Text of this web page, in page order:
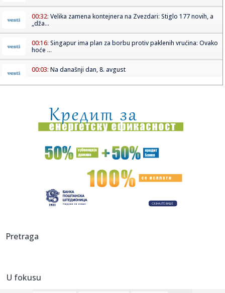
00:32: Velika zamena kontejnera na Zvezdari: Stiglo 177 novih, a
„dža...
00:16: Singapur ima plan za borbu protiv paklenih vrućina: Ovako
hoće ...
00:03: Na današnji dan, 8. avgust
23:51:PARTIZAN TRLJA RUKE: Transfer Saše Lukića doneo crno-
belima 300...
23:48:Otišao iz Arsenala pre nego što su podigli trofej – vratio
Srpkinje pronašle novčanik u Čanju, pa uradile nešto što je
23:46:Detalji drame na nemačkom aerodromu: Vozač nogom
23:33:
Pretraga
U fokusu